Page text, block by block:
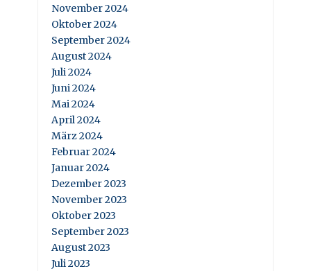
November 2024
Oktober 2024
September 2024
August 2024
Juli 2024
Juni 2024
Mai 2024
April 2024
März 2024
Februar 2024
Januar 2024
Dezember 2023
November 2023
Oktober 2023
September 2023
August 2023
Juli 2023